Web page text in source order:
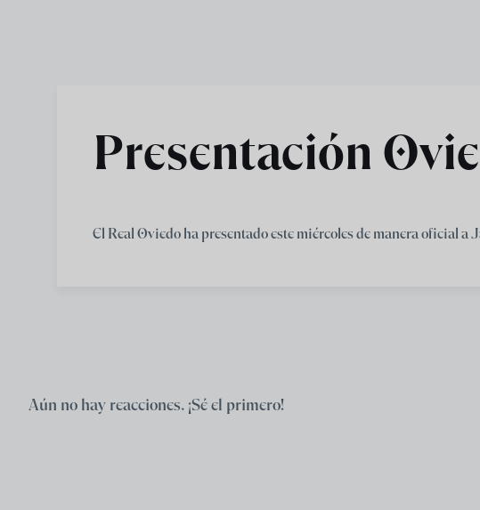
Presentación
El Real Oviedo ha presentado este miércoles de manera oficial
Aún no hay reacciones. ¡Sé el primero!